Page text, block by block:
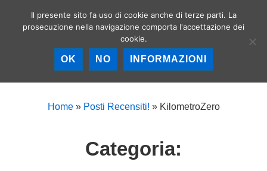
Birrerie artigianali a
Roma – La birra
artigianale nella
principaleHome» Posti Recensiti! » KilometroZero
Categoria:
Il presente sito fa uso di cookie anche di terze parti. La
prosecuzione nella navigazione comporta l'accettazione dei
cookie.
OK NO INFORMAZIONI